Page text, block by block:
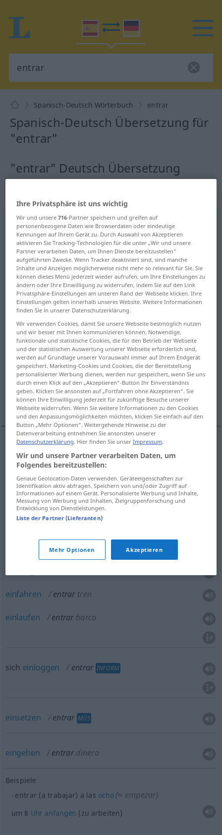
Spanisch-Deutsch Wörterbuch entrar
Spanisch-Deutsch Übersetzung für
"entrar"
"entrar" Deutsch Übersetzung
entrar [enˈtrar]v/i
Übersicht aller Übersetzungen
(Für mehr Details die Übersetzung anklicken/antippen)
eintreten, hineingehen, -kommen,
hineinfahren, einziehen
sich einloggen einsetzen
eingehen
eindringen, einmarschieren, einsteigen,
einfahren
einlaufen Weitere Beispiele...
eintreten( in ACUS) entraren(≈ introducirse)
hineingehen, -kommen entrar
hineinfahren entrar con vehículo
einmarschieren
(durch) entrar (≈ penetrar)
einfahren entrar tren
einlaufen entrar barco
sich einloggen entrar INFORM
einsetzen entrar MÚS
eingehen entrar dinero
Beispiele
entrar (a trabajar) a las ocho (≈ empezar)
um 8 Uhr anfangen (zu arbeiten)
Ihre Privatsphäre ist uns wichtig
Wir und unsere716-Partner speichern und greifen auf
personenbezogene Daten wie Browserdaten oder eindeutige
Kennungen auf Ihrem Gerät zu. Durch Auswahl von Akzeptieren
aktivieren Sie Tracking-Technologien für die unter „Wir und unsere
Partner verarbeiten Daten, um Ihnen Dienste bereitzustellen“
aufgeführten Zwecke. Wenn Tracker deaktiviert sind, sind manche
Inhalte und Anzeigen möglicherweise nicht mehr so relevant für Sie. Sie
können dieses Menü jederzeit wieder aufrufen, um Ihre Einstellungen zu
ändern oder Ihre Einwilligung zu widerrufen, indem Sie auf den Link
Privatsphäre-Einstellungen am unteren Rand der Webseite klicken. Ihre
Einstellungen gelten innerhalb unseres Website. Weitere Informationen
finden Sie in unserer Datenschutzerklärung.
Wir verwenden Cookies, damit Sie unsere Webseite bestmöglich nutzen
und wir besser mit Ihnen kommunizieren können. Notwendige,
funktionale und statistische Cookies, die für den Betrieb der Webseite
und der statistischen Auswertung unserer Webseite erforderlich sind,
werden auf Grundlage unserer Vorauswahl immer auf Ihrem Endgerät
gespeichert. Marketing-Cookies und Cookies, die der Bereitstellung
personalisierter Werbung dienen, werden nur gespeichert, wenn Sie uns
durch einen Klick auf den „Akzeptieren“-Button Ihr Einverständnis
geben. Klicken Sie ansonsten auf „Fortfahren ohne Akzeptieren“. Sie
können Ihre Einwilligung jederzeit für zukünftige Besuche unserer
Webseite widerrufen. Wenn Sie weitere Informationen zu den Cookies
und den Anpassungsmöglichkeiten möchten, klicken Sie einfach auf den
Button „Mehr Optionen“. Weitergehende Hinweise zu der
Datenverarbeitung entnehmen Sie ansonsten unserer
Datenschutzerklärung. Hier finden Sie unserImpressum.
Wir und unsere Partner verarbeiten Daten, um
Folgendes bereitzustellen:
Genaue Geolocation-Daten verwenden. Geräteeigenschaften zur
Identifikation aktiv abfragen. Speichern von und/oder Zugriff auf
Informationen auf einem Gerät. Personalisierte Werbung und Inhalte,
Messung von Werbung und Inhalten, Zielgruppenforschung und
Entwicklung von Dienstleistungen.
Liste der Partner (Lieferanten)
Mehr Optionen Akzeptieren